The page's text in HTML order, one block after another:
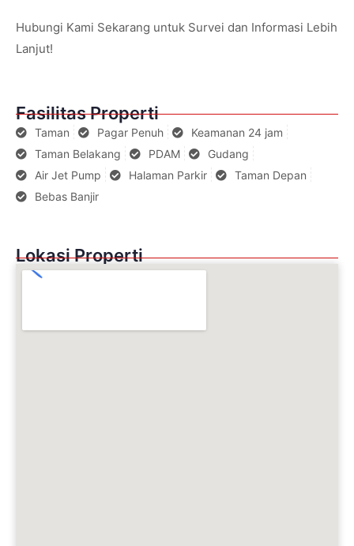
Hubungi Kami Sekarang untuk Survei dan Informasi Lebih
Lanjut!
Fasilitas Properti
Taman Pagar Penuh
Keamanan 24 jam
Taman Belakang
PDAM
Gudang
Air Jet Pump
Halaman Parkir
Taman Depan
Bebas Banjir
Lokasi Properti